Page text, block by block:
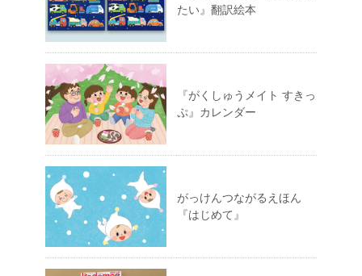
たい』翻訳絵本
『がくしゅうメイト すきっ
ぷ』カレンダー
がっけんつながるえほん
『はじめて』